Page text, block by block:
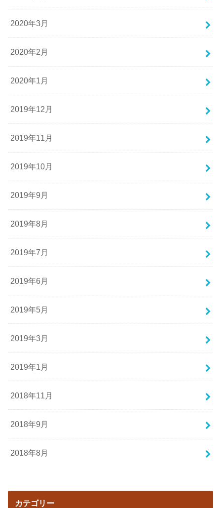
2020年3月
2020年2月
2020年1月
2019年12月
2019年11月
2019年10月
2019年9月
2019年8月
2019年7月
2019年6月
2019年5月
2019年3月
2019年1月
2018年11月
2018年9月
2018年8月
カテゴリー